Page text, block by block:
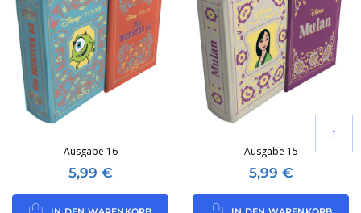
Ausgabe 16
5,99 €
Ausgabe 15
5,99 €
↑